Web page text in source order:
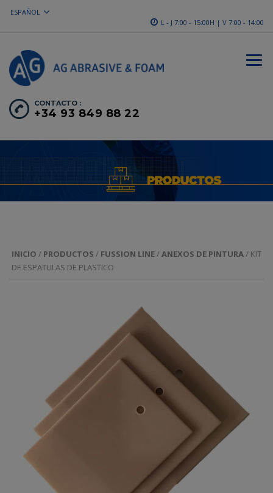
ESPAÑOL
L - J 7:00 - 15:00H | V 7:00 - 14:00
CONTACTO :
+34 93 849 88 22
INICIO / PRODUCTOS / FUSSION LINE /ANEXOS DE PINTURA / KIT
DE ESPATULAS DE PLASTICO